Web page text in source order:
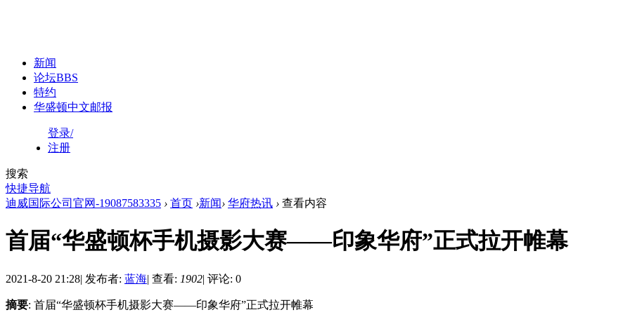
新闻
论坛BBS
特约
华盛顿中文邮报
登录/
注册
搜索
快捷导航
迪威国际公司官网-19087583335 › 首页 ›新闻› 华府热讯 › 查看内容
首届“华盛顿杯手机摄影大赛——印象华府”正式拉开帷幕
2021-8-20 21:28| 发布者: 蓝海| 查看: 1902| 评论: 0
摘要: 首届“华盛顿杯手机摄影大赛——印象华府”正式拉开帷幕